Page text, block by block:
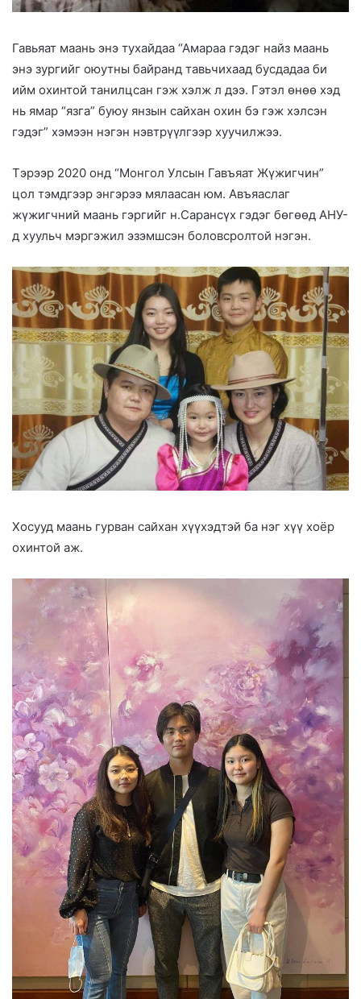
Гавьяат маань энэ тухайдаа “Амараа гэдэг найз маань
энэ зургийг оюутны байранд тавьчихаад бусдадаа би
ийм охинтой танилцсан гэж хэлж л дээ. Гэтэл өнөө хэд
нь ямар “язга” буюу янзын сайхан охин бэ гэж хэлсэн
гэдэг” хэмээн нэгэн нэвтрүүлгээр хуучилжээ.
Тэрээр 2020 онд “Монгол Улсын Гавъяат Жүжигчин”
цол тэмдгээр энгэрээ мялаасан юм. Авъяаслаг
жүжигчний маань гэргийг н.Сарансүх гэдэг бөгөөд АНУ-
д хуульч мэргэжил эзэмшсэн боловсролтой нэгэн.
Хосууд маань гурван сайхан хүүхэдтэй ба нэг хүү хоёр
охинтой аж.